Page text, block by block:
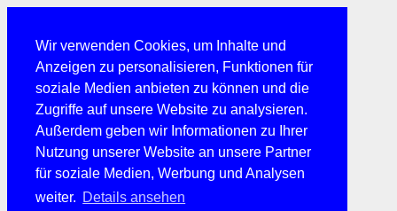
Wir verwenden Cookies, um Inhalte und
Anzeigen zu personalisieren, Funktionen für
soziale Medien anbieten zu können und die
Zugriffe auf unsere Website zu analysieren.
Außerdem geben wir Informationen zu Ihrer
Nutzung unserer Website an unsere Partner
für soziale Medien, Werbung und Analysen
weiter. Details ansehen